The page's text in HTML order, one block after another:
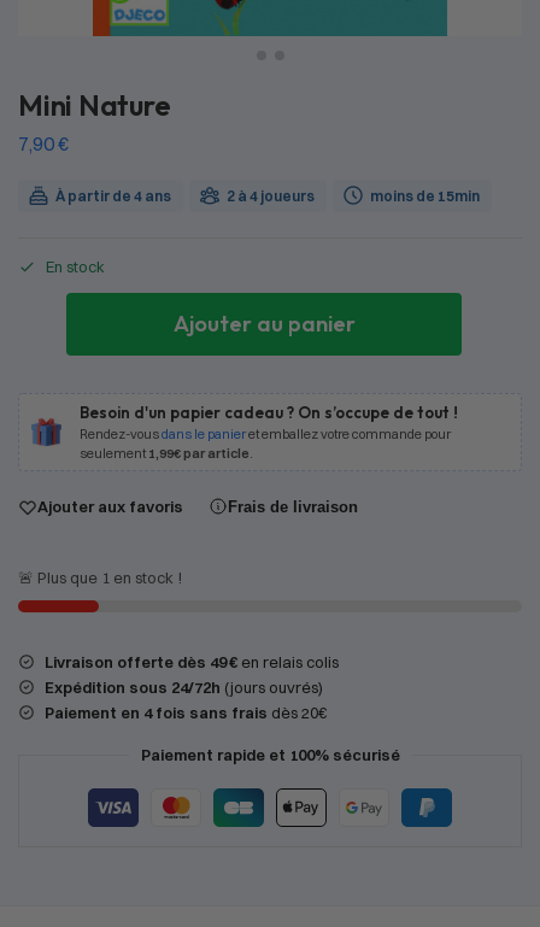
Mini Nature
7,90€
À partir de 4 ans 2 à 4 joueurs moins de 15min
En stock
Ajouter au panier
Besoin d'un papier cadeau ? On s’occupe de tout !
Rendez-vousdans le panieret emballez votre commande pour
seulement 1,99€ par article.
Ajouter aux favoris Frais de livraison
🚨 Plus que 1 en stock !
Livraison offerte dès 49 € en relais colis
Expédition sous 24/72h (jours ouvrés)
Paiement en 4 fois sans frais dès 20€
Paiement rapide et 100% sécurisé